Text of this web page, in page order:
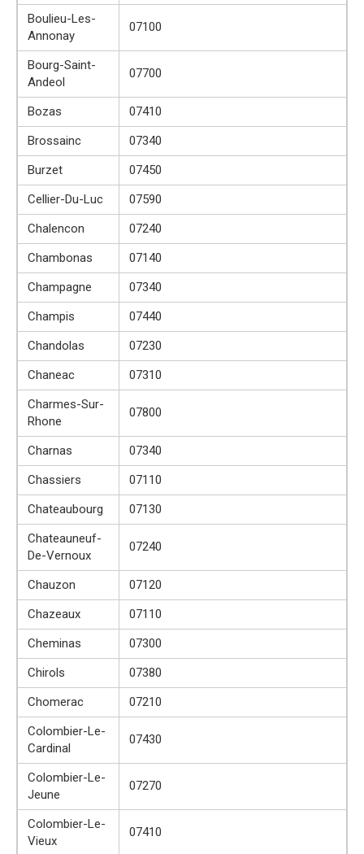
Boulieu-Les-
Annonay
07100
Bourg-Saint-
Andeol
07700
Bozas
07410
Brossainc
07340
Burzet
07450
Cellier-Du-Luc
07590
Chalencon
07240
Chambonas
07140
Champagne
07340
Champis
07440
Chandolas
07230
Chaneac
07310
Charmes-Sur-
Rhone
07800
Charnas
07340
Chassiers
07110
Chateaubourg
07130
Chateauneuf-
De-Vernoux
07240
Chauzon
07120
Chazeaux
07110
Cheminas
07300
Chirols
07380
Chomerac
07210
Colombier-Le-
Cardinal
07430
Colombier-Le-
Jeune
07270
Colombier-Le-
Vieux
07410